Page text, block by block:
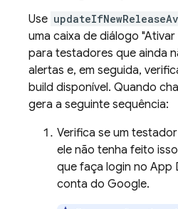
Use
uma caixa de diálogo
para testadores que ainda
alertas e, em seguida,
build disponível. Quando
gera a seguinte sequência:
Verifica se um
ele não tenha feito
que faça login no App
conta do Google.